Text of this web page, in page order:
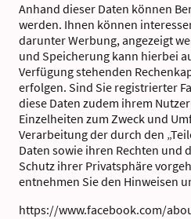
Anhand dieser Daten können
werden. Ihnen können
darunter Werbung, angezeigt
und Speicherung kann hierbei
Verfügung stehenden
erfolgen. Sind Sie registrierter
diese Daten zudem ihrem
Einzelheiten zum Zweck und
Verarbeitung der durch den
Daten sowie ihren Rechten und
Schutz ihrer Privatsphäre
entnehmen Sie den Hinweisen
https://www.facebook.com/